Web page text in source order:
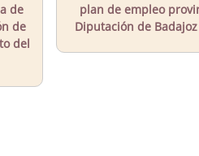
de
de
del
plan de empleo
Diputación de